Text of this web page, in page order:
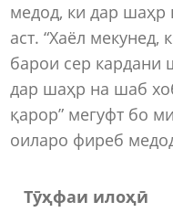
медод, ки дар
аст. “Хаёл мекунед,
барои сер
дар шаҳр на шаб
қарор” мегуфт бо
оиларо фиреб
Тӯҳфаи илоҳӣ